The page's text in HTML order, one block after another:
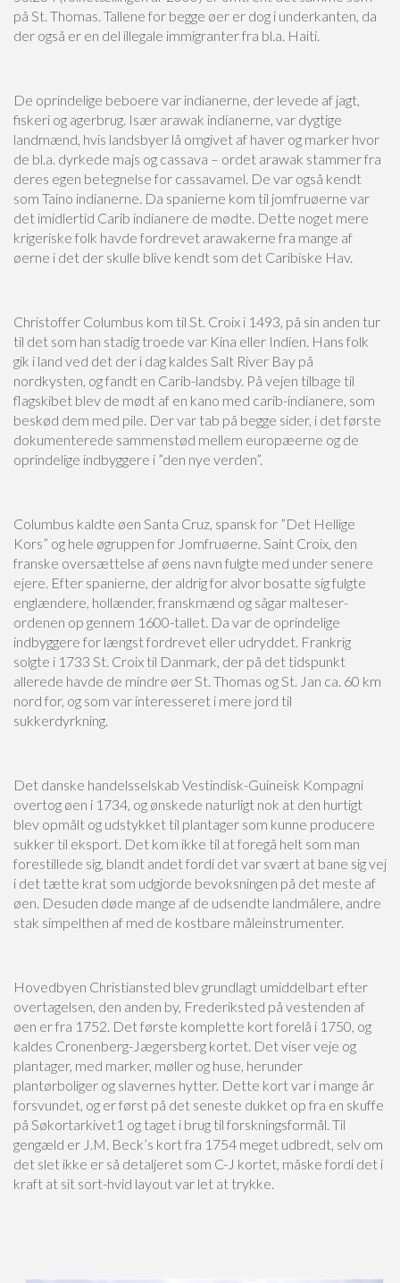
på St. Thomas. Tallene for begge øer er dog i underkanten, da
der også er en del illegale immigranter fra bl.a. Haiti.
De oprindelige beboere var indianerne, der levede af jagt,
fiskeri og agerbrug. Især arawak indianerne, var dygtige
landmænd, hvis landsbyer lå omgivet af haver og marker hvor
de bl.a. dyrkede majs og cassava – ordet arawak stammer fra
deres egen betegnelse for cassavamel. De var også kendt
som Taino indianerne. Da spanierne kom til jomfruøerne var
det imidlertid Carib indianere de mødte. Dette noget mere
krigeriske folk havde fordrevet arawakerne fra mange af
øerne i det der skulle blive kendt som det Caribiske Hav.
Christoffer Columbus kom til St. Croix i 1493, på sin anden tur
til det som han stadig troede var Kina eller Indien. Hans folk
gik i land ved det der i dag kaldes Salt River Bay på
nordkysten, og fandt en Carib-landsby. På vejen tilbage til
flagskibet blev de mødt af en kano med carib-indianere, som
beskød dem med pile. Der var tab på begge sider, i det første
dokumenterede sammenstød mellem europæerne og de
oprindelige indbyggere i ”den nye verden”.
Columbus kaldte øen Santa Cruz, spansk for ”Det Hellige
Kors” og hele øgruppen for Jomfruøerne. Saint Croix, den
franske oversættelse af øens navn fulgte med under senere
ejere. Efter spanierne, der aldrig for alvor bosatte sig fulgte
englændere, hollænder, franskmænd og sågar malteser-
ordenen op gennem 1600-tallet. Da var de oprindelige
indbyggere for længst fordrevet eller udryddet. Frankrig
solgte i 1733 St. Croix til Danmark, der på det tidspunkt
allerede havde de mindre øer St. Thomas og St. Jan ca. 60 km
nord for, og som var interesseret i mere jord til
sukkerdyrkning.
Det danske handelsselskab Vestindisk-Guineisk Kompagni
overtog øen i 1734, og ønskede naturligt nok at den hurtigt
blev opmålt og udstykket til plantager som kunne producere
sukker til eksport. Det kom ikke til at foregå helt som man
forestillede sig, blandt andet fordi det var svært at bane sig vej
i det tætte krat som udgjorde bevoksningen på det meste af
øen. Desuden døde mange af de udsendte landmålere, andre
stak simpelthen af med de kostbare måleinstrumenter.
Hovedbyen Christiansted blev grundlagt umiddelbart efter
overtagelsen, den anden by, Frederiksted på vestenden af
øen er fra 1752. Det første komplette kort forelå i 1750, og
kaldes Cronenberg-Jægersberg kortet. Det viser veje og
plantager, med marker, møller og huse, herunder
plantørboliger og slavernes hytter. Dette kort var i mange år
forsvundet, og er først på det seneste dukket op fra en skuffe
på Søkortarkivet1 og taget i brug til forskningsformål. Til
gengæld er J.M. Beck’s kort fra 1754 meget udbredt, selv om
det slet ikke er så detaljeret som C-J kortet, måske fordi det i
kraft at sit sort-hvid layout var let at trykke.